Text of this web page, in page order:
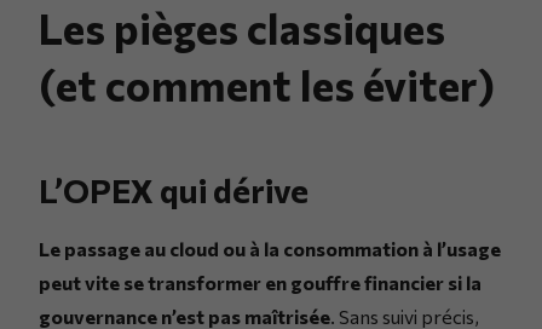
Les pièges classiques
(et comment les éviter)
L’OPEX qui dérive
Le passage au cloud ou à la consommation à l’usage
peut vite se transformer en gouffre financier si la
gouvernance n’est pas maîtrisée. Sans suivi précis,